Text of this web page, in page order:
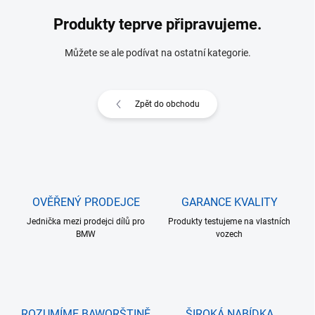
Produkty teprve připravujeme.
Můžete se ale podívat na ostatní kategorie.
Zpět do obchodu
OVĚŘENÝ PRODEJCE
Jednička mezi prodejci dílů pro
BMW
GARANCE KVALITY
Produkty testujeme na vlastních
vozech